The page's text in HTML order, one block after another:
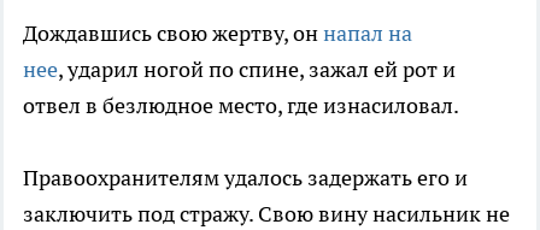
Дождавшись свою жертву, оннапал на
нее, ударил ногой по спине, зажал ей рот и
отвел в безлюдное место, где изнасиловал.
Правоохранителям удалось задержать его и
заключить под стражу. Свою вину насильник не